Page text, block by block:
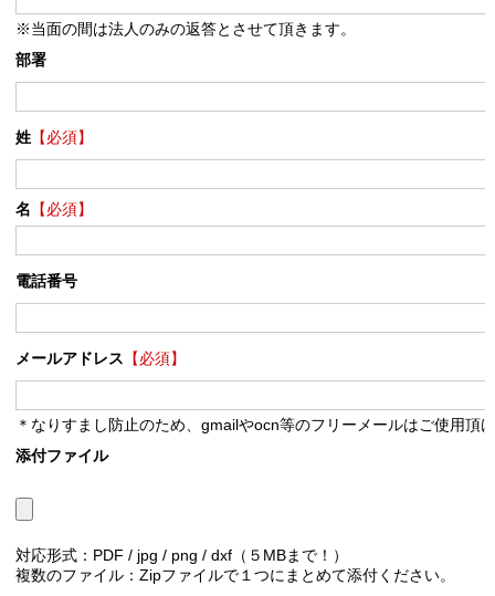
※当面の間は法人のみの返答とさせて頂きます。
部署
姓【必須】
名 【必須】
電話番号
メールアドレス 【必須】
＊なりすまし防止のため、gmailやocn等のフリーメールはご使用頂
添付ファイル
対応形式：PDF / jpg / png / dxf（５MBまで！）
複数のファイル：Zipファイルで１つにまとめて添付ください。